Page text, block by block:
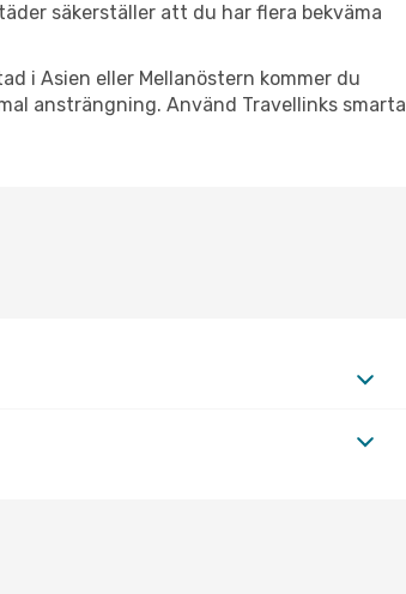
säkerställer att du har flera bekväma
i Asien eller Mellanöstern kommer du
ansträngning. Använd Travellinks smarta